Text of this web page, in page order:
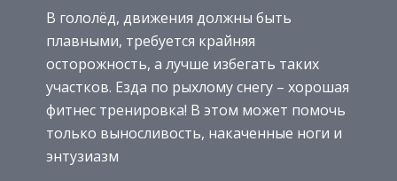
В гололёд, движения должны быть
плавными, требуется крайняя
осторожность, а лучше избегать таких
участков. Езда по рыхлому снегу – хорошая
фитнес тренировка! В этом может помочь
только выносливость, накаченные ноги и
энтузиазм